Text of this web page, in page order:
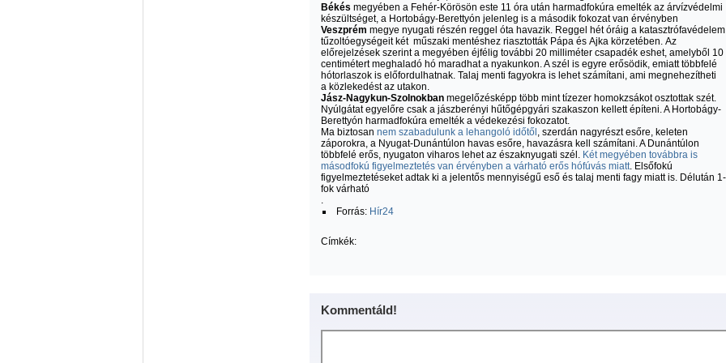
Békés megyében a Fehér-Körösön este 11 óra után harmadfokúra emelték az árvízvédelmi
készültséget, a Hortobágy-Berettyón jelenleg is a második fokozat van érvényben
Veszprém megye nyugati részén reggel óta havazik. Reggel hét óráig a katasztrófavédelem
tűzoltóegységeit két műszaki mentéshez riasztották Pápa és Ajka körzetében. Az
előrejelzések szerint a megyében éjfélig további 20 milliméter csapadék eshet, amelyből 10
centimétert meghaladó hó maradhat a nyakunkon. A szél is egyre erősödik, emiatt többfelé
hótorlaszok is előfordulhatnak. Talaj menti fagyokra is lehet számítani, ami megnehezítheti
a közlekedést az utakon.
Jász-Nagykun-Szolnokban megelőzésképp több mint tízezer homokzsákot osztottak szét.
Nyúlgátat egyelőre csak a jászberényi hűtőgépgyári szakaszon kellett építeni. A Hortobágy-
Berettyón harmadfokúra emelték a védekezési fokozatot.
Ma biztosan nem szabadulunk a lehangoló időtől , szerdán nagyrészt esőre, keleten
záporokra, a Nyugat-Dunántúlon havas esőre, havazásra kell számítani. A Dunántúlon
többfelé erős, nyugaton viharos lehet az északnyugati szél. Két megyében továbbra is
másodfokú figyelmeztetés van érvényben a várható erős hófúvás miatt. Elsőfokú
figyelmeztetéseket adtak ki a jelentős mennyiségű eső és talaj menti fagy miatt is. Délután
fok várható
.
Forrás: Hír24
Címkék:
Kommentáld!